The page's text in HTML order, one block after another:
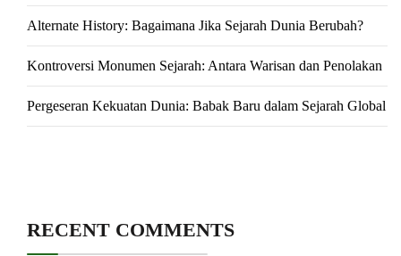
Alternate History: Bagaimana Jika Sejarah Dunia Berubah?
Kontroversi Monumen Sejarah: Antara Warisan dan Penolakan
Pergeseran Kekuatan Dunia: Babak Baru dalam Sejarah Global
RECENT COMMENTS